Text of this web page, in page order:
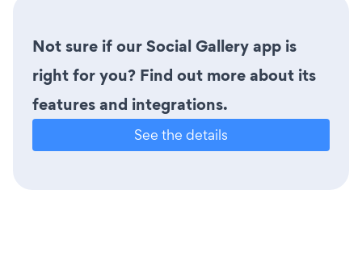
Not sure if our Social Gallery app is
right for you? Find out more about its
features and integrations.
See the details